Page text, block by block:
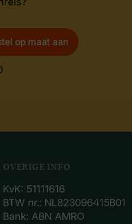
op maat aan
OVERIGE INFO
KvK: 51111616
BTW nr.: NL823096415B01
Bank: ABN AMRO